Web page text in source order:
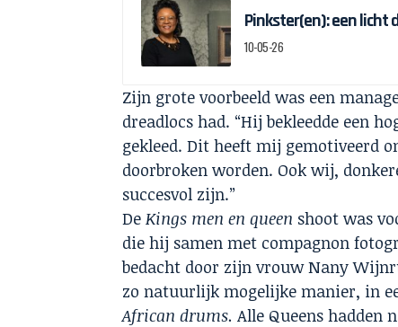
Pinkster(en): een
10-05-26
Zijn grote voorbeeld was een
dreadlocs had. “Hij bekleedde een
gekleed. Dit heeft mij gemotiveerd
doorbroken worden. Ook wij,
succesvol zijn.”
De Kings men en queen shoot was
die hij samen met compagnon
bedacht door zijn vrouw Nany
zo natuurlijk mogelijke manier, in
African drums. Alle Queens hadden